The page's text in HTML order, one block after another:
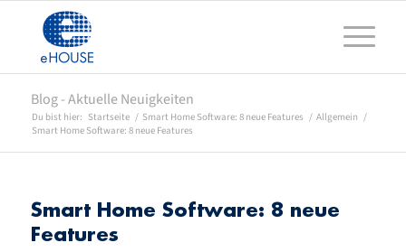
Blog - Aktuelle Neuigkeiten
Du bist hier: Startseite / Smart Home Software: 8 neue Features / Allgemein /
Smart Home Software: 8 neue Features
Smart Home Software: 8 neue
Features